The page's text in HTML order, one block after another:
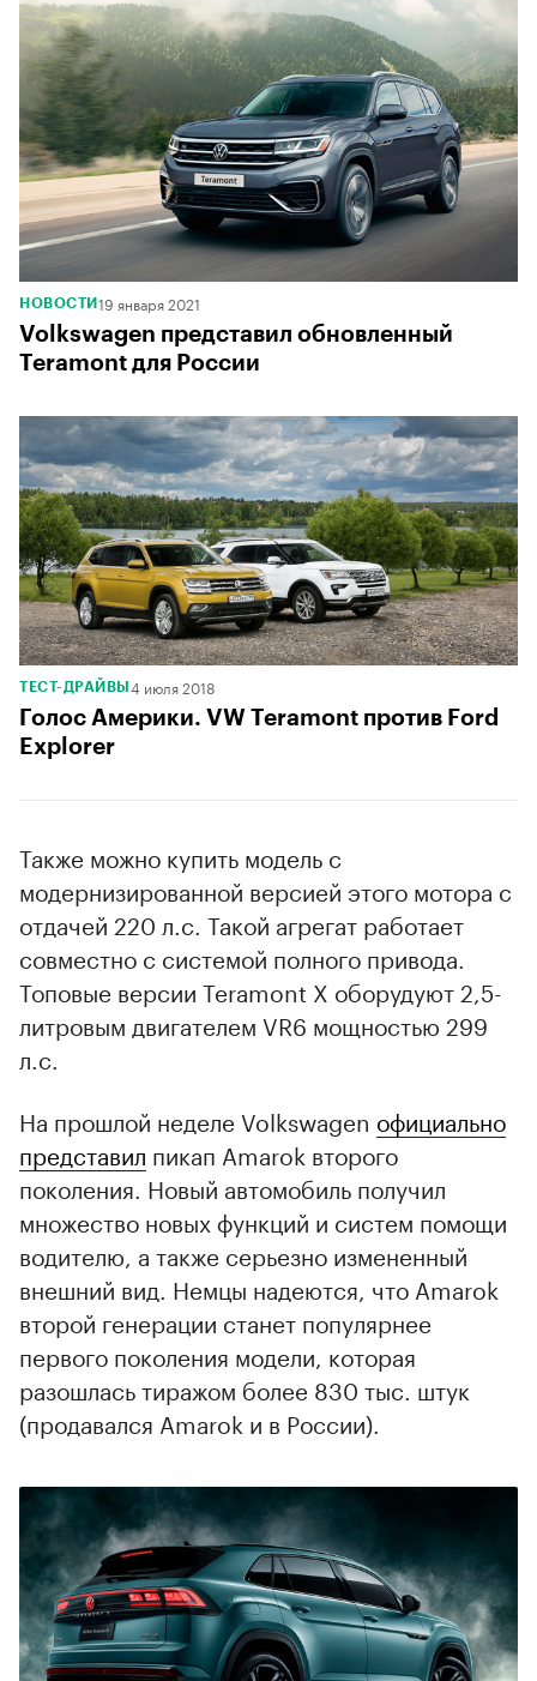
НОВОСТИ 19 января 2021
Volkswagen представил обновленный
Teramont для России
ТЕСТ-ДРАЙВЫ 4 июля 2018
Голос Америки. VW Teramont против Ford
Explorer
Также можно купить модель с
модернизированной версией этого мотора с
отдачей 220 л.с. Такой агрегат работает
совместно с системой полного привода.
Топовые версии Teramont X оборудуют 2,5-
литровым двигателем VR6 мощностью 299
л.с.
На прошлой неделе Volkswagen официально
представил пикап Amarok второго
поколения. Новый автомобиль получил
множество новых функций и систем помощи
водителю, а также серьезно измененный
внешний вид. Немцы надеются, что Amarok
второй генерации станет популярнее
первого поколения модели, которая
разошлась тиражом более 830 тыс. штук
(продавался Amarok и в России).